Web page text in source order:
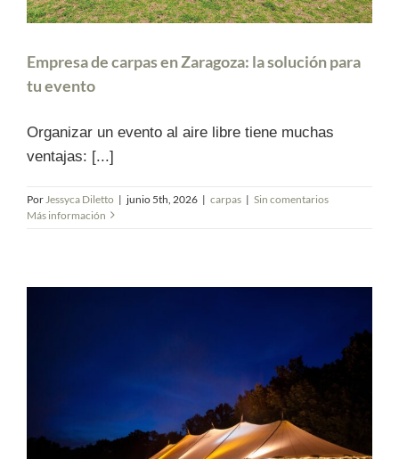
Empresa de carpas en Zaragoza: la solución para
tu evento
Organizar un evento al aire libre tiene muchas
ventajas: [...]
Por Jessyca Diletto | junio 5th, 2026 | carpas | Sin comentarios
Más información